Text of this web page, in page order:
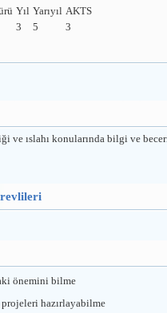
Yıl Yarıyıl AKTS
3 5 3
ıslahı konularında bilgi ve
önemini bilme
hazırlayabilme